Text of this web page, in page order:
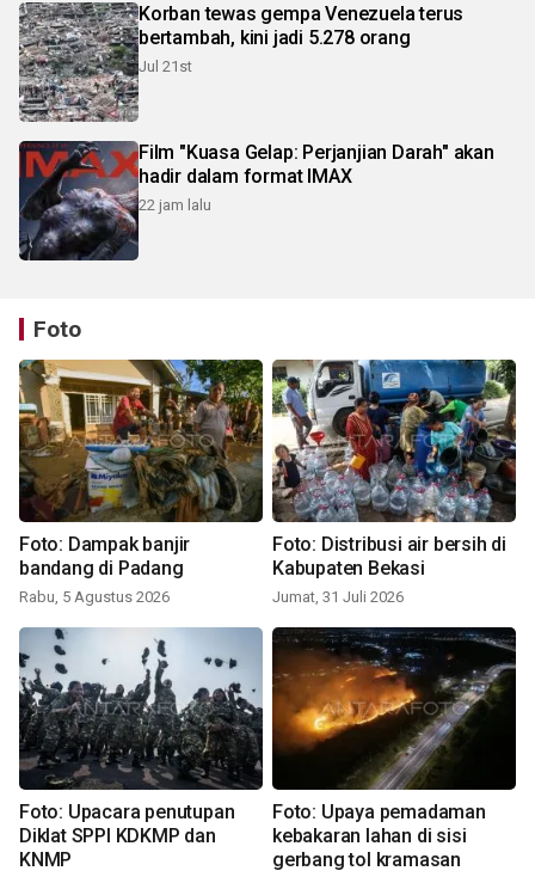
Korban tewas gempa Venezuela terus
bertambah, kini jadi 5.278 orang
Jul 21st
Film "Kuasa Gelap: Perjanjian Darah" akan
hadir dalam format IMAX
22 jam lalu
Foto
Foto: Dampak banjir
bandang di Padang
Rabu, 5 Agustus 2026
Foto: Distribusi air bersih di
Kabupaten Bekasi
Jumat, 31 Juli 2026
Foto: Upacara penutupan
Diklat SPPI KDKMP dan
KNMP
Foto: Upaya pemadaman
kebakaran lahan di sisi
gerbang tol kramasan